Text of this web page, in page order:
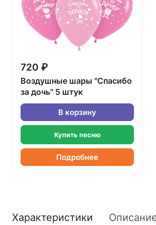
720 ₽
Воздушные шары "Спасибо
за дочь" 5 штук
В корзину
Купить песню
Подробнее
Характеристики